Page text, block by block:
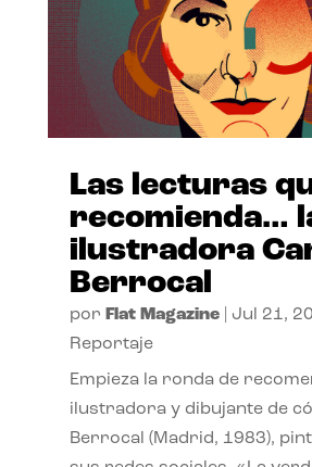
Las lecturas
recomienda…
ilustradora
Berrocal
por Flat Magazine| Jul 21,
Reportaje
Empieza la ronda de
ilustradora y dibujante de
Berrocal (Madrid, 1983),